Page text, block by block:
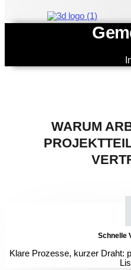
WARUM
Schnelle
Klare Prozesse, kurzer Draht: